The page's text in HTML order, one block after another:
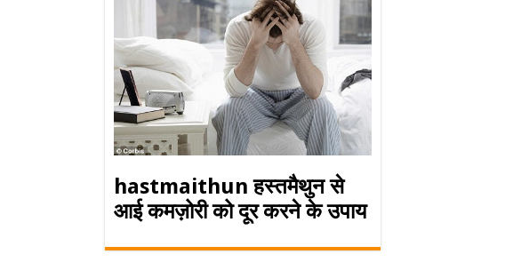
hastmaithun हस्तमैथुन से
आई कमज़ोरी को दूर करने के उपाय